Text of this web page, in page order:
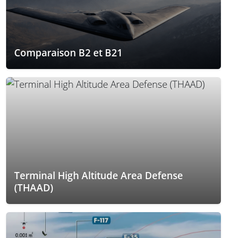
Comparaison B2 et B21
Terminal High Altitude Area Defense
(THAAD)